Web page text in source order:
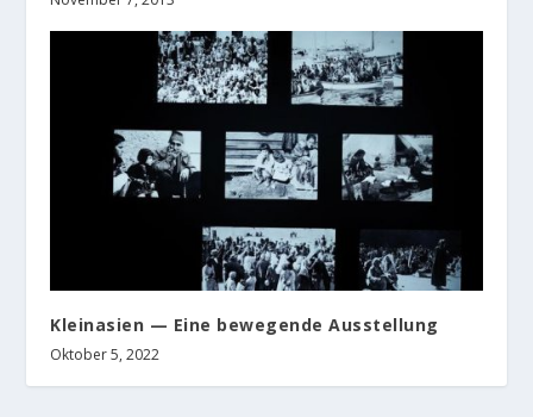
Kleinasien — Eine bewegende Ausstellung
Oktober 5, 2022